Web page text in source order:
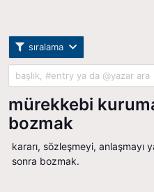
sıralama
mürekkebi
bozmak
kararı, sözleşmeyi, anlaşmayı
sonra bozmak.